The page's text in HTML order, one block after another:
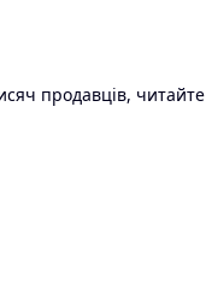
продавців, читайте